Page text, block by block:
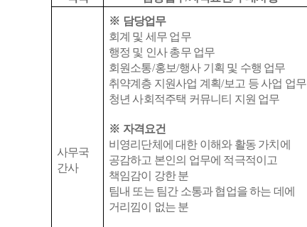
사무국
간사
※ 담당업무
회계 및 세무 업무
행정 및 인사 총무 업무
회원소통/홍보/행사 기획 및 수행 업무
취약계층 지원사업 계획/보고 등 사업 업무
청년 사회적주택 커뮤니티 지원 업무
※ 자격요건
비영리단체에 대한 이해와 활동 가치에
공감하고 본인의 업무에 적극적이고
책임감이 강한 분
팀내 또는 팀간 소통과 협업을 하는 데에
거리낌이 없는 분